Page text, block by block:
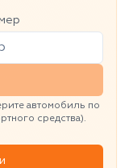
автомобиль по
средства).